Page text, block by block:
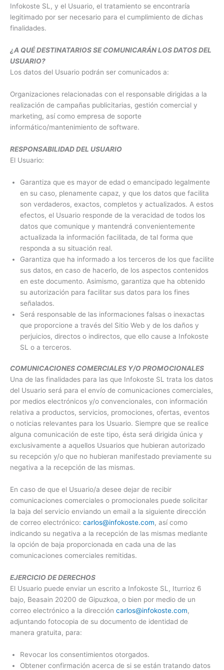
Infokoste SL, y el Usuario, el tratamiento se encontraría
legitimado por ser necesario para el cumplimiento de dichas
finalidades.
¿A QUÉ DESTINATARIOS SE COMUNICARÁN LOS DATOS DEL
USUARIO?
Los datos del Usuario podrán ser comunicados a:
Organizaciones relacionadas con el responsable dirigidas a la
realización de campañas publicitarias, gestión comercial y
marketing, así como empresa de soporte
informático/mantenimiento de software.
RESPONSABILIDAD DEL USUARIO
El Usuario:
Garantiza que es mayor de edad o emancipado legalmente
en su caso, plenamente capaz, y que los datos que facilita
son verdaderos, exactos, completos y actualizados. A estos
efectos, el Usuario responde de la veracidad de todos los
datos que comunique y mantendrá convenientemente
actualizada la información facilitada, de tal forma que
responda a su situación real.
Garantiza que ha informado a los terceros de los que facilite
sus datos, en caso de hacerlo, de los aspectos contenidos
en este documento. Asimismo, garantiza que ha obtenido
su autorización para facilitar sus datos para los fines
señalados.
Será responsable de las informaciones falsas o inexactas
que proporcione a través del Sitio Web y de los daños y
perjuicios, directos o indirectos, que ello cause a Infokoste
SL o a terceros.
COMUNICACIONES COMERCIALES Y/O PROMOCIONALES
Una de las finalidades para las que Infokoste SL trata los datos
del Usuario será para el envío de comunicaciones comerciales,
por medios electrónicos y/o convencionales, con información
relativa a productos, servicios, promociones, ofertas, eventos
o noticias relevantes para los Usuario. Siempre que se realice
alguna comunicación de este tipo, ésta será dirigida única y
exclusivamente a aquellos Usuarios que hubieran autorizado
su recepción y/o que no hubieran manifestado previamente su
negativa a la recepción de las mismas.
En caso de que el Usuario/a desee dejar de recibir
comunicaciones comerciales o promocionales puede solicitar
la baja del servicio enviando un email a la siguiente dirección
de correo electrónico: carlos@infokoste.com, así como
indicando su negativa a la recepción de las mismas mediante
la opción de baja proporcionada en cada una de las
comunicaciones comerciales remitidas.
EJERCICIO DE DERECHOS
El Usuario puede enviar un escrito a Infokoste SL, Iturrioz 6
bajo, Beasain 20200 de Gipuzkoa, o bien por medio de un
correo electrónico a la dirección carlos@infokoste.com,
adjuntando fotocopia de su documento de identidad de
manera gratuita, para:
Revocar los consentimientos otorgados.
Obtener confirmación acerca de si se están tratando datos